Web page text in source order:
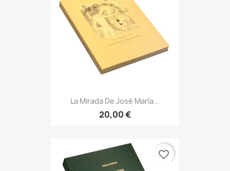
La Mirada De José María...
20,00 €
favorite_border